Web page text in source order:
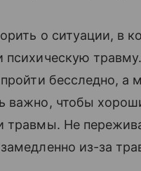
о ситуации, в
психическую
бесследно, а
важно, чтобы
травмы. Не
из-за